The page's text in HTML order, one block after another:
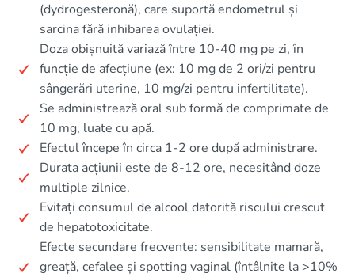
(dydrogesteronă), care suportă endometrul și
sarcina fără inhibarea ovulației.
Doza obișnuită variază între 10-40 mg pe zi, în
funcție de afecțiune (ex: 10 mg de 2 ori/zi pentru
sângerări uterine, 10 mg/zi pentru infertilitate).
Se administrează oral sub formă de comprimate de
10 mg, luate cu apă.
Efectul începe în circa 1-2 ore după administrare.
Durata acțiunii este de 8-12 ore, necesitând doze
multiple zilnice.
Evitați consumul de alcool datorită riscului crescut
de hepatotoxicitate.
Efecte secundare frecvente: sensibilitate mamară,
greață, cefalee și spotting vaginal (întâlnite la >10%